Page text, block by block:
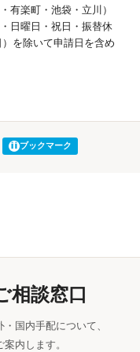
有楽町・池袋・立川）
日曜日・祝日・振替休
を除いて申請日を含め
ブックマーク
相談窓口
国内手配について、
内します。